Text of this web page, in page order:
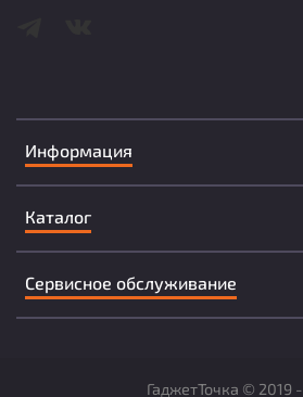
Информация
Каталог
Сервисное обслуживание
ГаджетТочка © 2019 -